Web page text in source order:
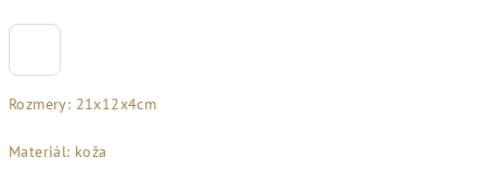
Rozmery: 21x12x4cm
Materiál: koža